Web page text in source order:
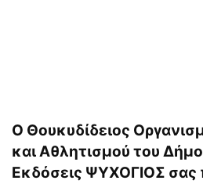
Ο Θουκυδίδειος
και Αθλητισμού του
Εκδόσεις ΨΥΧΟΓΙΟΣ